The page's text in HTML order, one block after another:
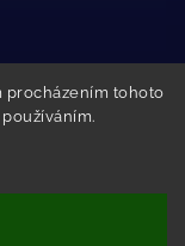
procházením tohoto